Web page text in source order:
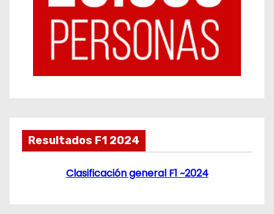
Resultados F1 2024
Clasificación general F1 ~2024